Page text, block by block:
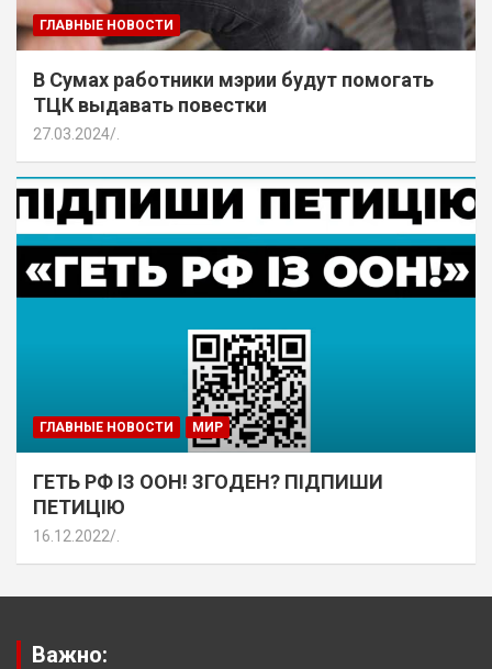
ГЛАВНЫЕ НОВОСТИ
В Сумах работники мэрии будут помогать
ТЦК выдавать повестки
27.03.2024
ГЛАВНЫЕ НОВОСТИ МИР
ГЕТЬ РФ ІЗ ООН! ЗГОДЕН? ПІДПИШИ
ПЕТИЦІЮ
16.12.2022
Важно: